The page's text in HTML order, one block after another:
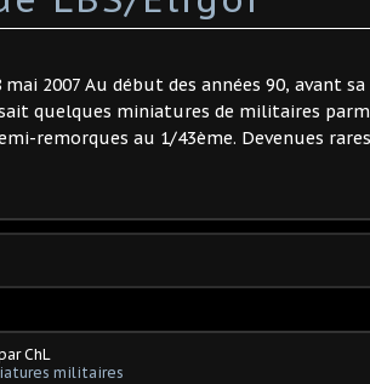
2007 Au début des années 90, avant
quelques miniatures de militaires
remorques au 1/43ème. Devenues
ChL
militaires